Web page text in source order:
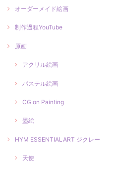
オーダーメイド絵画
制作過程YouTube
原画
アクリル絵画
パステル絵画
CG on Painting
墨絵
HYM ESSENTIALART ジクレー
天使